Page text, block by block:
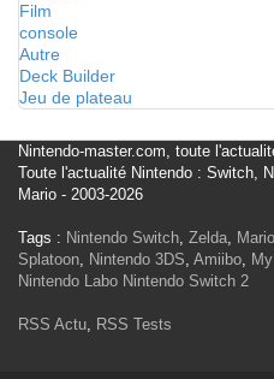
Film
console
Autre
Deck Builder
Jeu de plateau
Nintendo-master.com, toute
Toute l'actualité Nintendo : Switch,
Mario - 2003-2026
Tags : Nintendo Switch, Zelda, Mario
Splatoon, Nintendo 3DS, Amiibo,
Nintendo Labo Nintendo Switch 2
RSS Actu, RSS Tests